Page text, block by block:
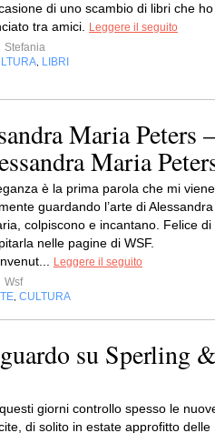
di uno scambio di libri che ho
tra amici.
Leggere il seguito
Stefania
LIBRI
Maria Peters –
Maria
è la prima parola che mi viene
guardando l’arte di Alessandra
colpiscono e incantano. Felice di
nelle pagine di WSF.
Leggere il seguito
Wsf
CULTURA
su Sperling
giorni controllo spesso le
di solito in estate approfitto delle